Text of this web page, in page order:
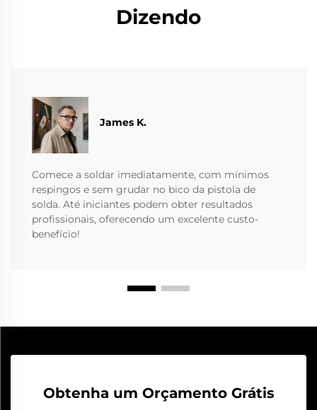
Dizendo
James K.
Comece a soldar imediatamente, com mínimos
respingos e sem grudar no bico da pistola de
solda. Até iniciantes podem obter resultados
profissionais, oferecendo um excelente custo-
benefício!
Obtenha um Orçamento Grátis